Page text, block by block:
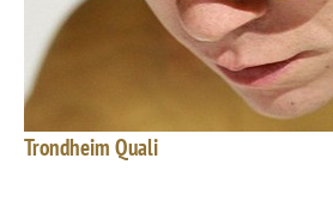
Trondheim Quali